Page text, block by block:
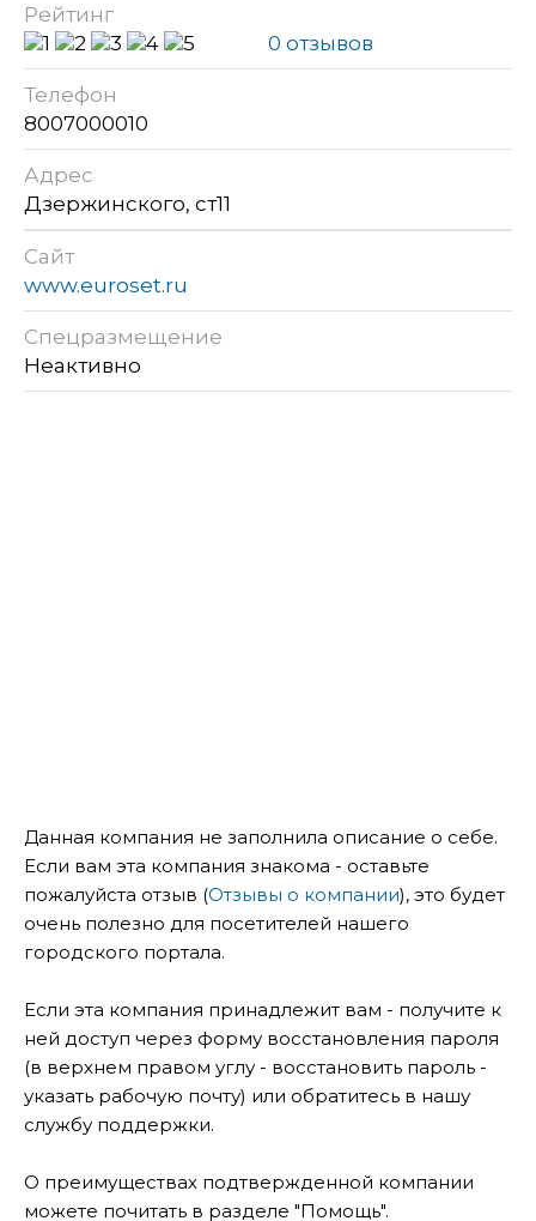
Рейтинг
0 отзывов
Телефон
8007000010
Адрес
Дзержинского, ст11
Сайт
www.euroset.ru
Спецразмещение
Неактивно
Данная компания не заполнила описание о себе.
Если вам эта компания знакома - оставьте
пожалуйста отзыв (Отзывы о компании), это будет
очень полезно для посетителей нашего
городского портала.
Если эта компания принадлежит вам - получите к
ней доступ через форму восстановления пароля
(в верхнем правом углу - восстановить пароль -
указать рабочую почту) или обратитесь в нашу
службу поддержки.
О преимуществах подтвержденной компании
можете почитать в разделе "Помощь".